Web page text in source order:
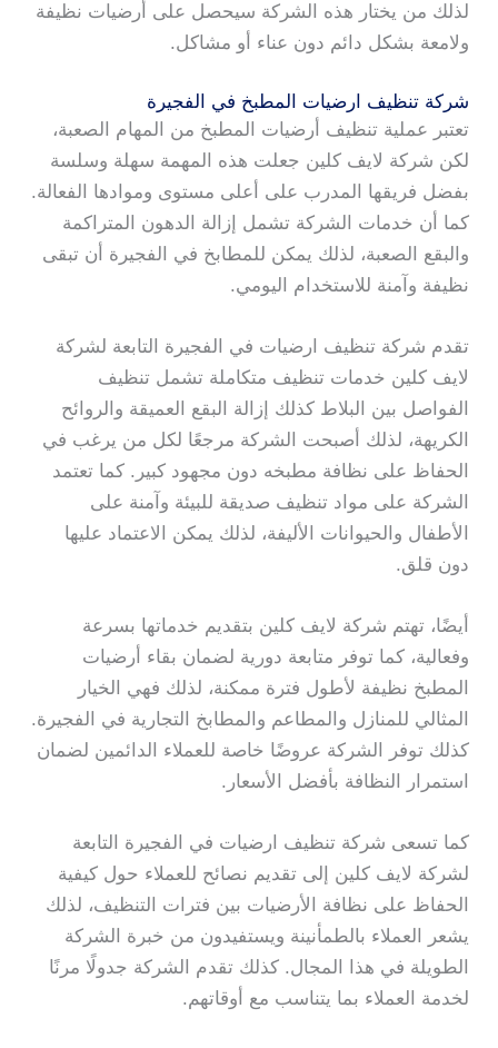
لذلك من يختار هذه الشركة سيحصل على أرضيات نظيفة
ولامعة بشكل دائم دون عناء أو مشاكل.
شركة تنظيف ارضيات المطبخ في الفجيرة
تعتبر عملية تنظيف أرضيات المطبخ من المهام الصعبة،
لكن شركة لايف كلين جعلت هذه المهمة سهلة وسلسة
بفضل فريقها المدرب على أعلى مستوى وموادها الفعالة.
كما أن خدمات الشركة تشمل إزالة الدهون المتراكمة
والبقع الصعبة، لذلك يمكن للمطابخ في الفجيرة أن تبقى
نظيفة وآمنة للاستخدام اليومي.
تقدم شركة تنظيف ارضيات في الفجيرة التابعة لشركة
لايف كلين خدمات تنظيف متكاملة تشمل تنظيف
الفواصل بين البلاط كذلك إزالة البقع العميقة والروائح
الكريهة، لذلك أصبحت الشركة مرجعًا لكل من يرغب في
الحفاظ على نظافة مطبخه دون مجهود كبير. كما تعتمد
الشركة على مواد تنظيف صديقة للبيئة وآمنة على
الأطفال والحيوانات الأليفة، لذلك يمكن الاعتماد عليها
دون قلق.
أيضًا، تهتم شركة لايف كلين بتقديم خدماتها بسرعة
وفعالية، كما توفر متابعة دورية لضمان بقاء أرضيات
المطبخ نظيفة لأطول فترة ممكنة، لذلك فهي الخيار
المثالي للمنازل والمطاعم والمطابخ التجارية في الفجيرة.
كذلك توفر الشركة عروضًا خاصة للعملاء الدائمين لضمان
استمرار النظافة بأفضل الأسعار.
كما تسعى شركة تنظيف ارضيات في الفجيرة التابعة
لشركة لايف كلين إلى تقديم نصائح للعملاء حول كيفية
الحفاظ على نظافة الأرضيات بين فترات التنظيف، لذلك
يشعر العملاء بالطمأنينة ويستفيدون من خبرة الشركة
الطويلة في هذا المجال. كذلك تقدم الشركة جدولًا مرنًا
لخدمة العملاء بما يتناسب مع أوقاتهم.